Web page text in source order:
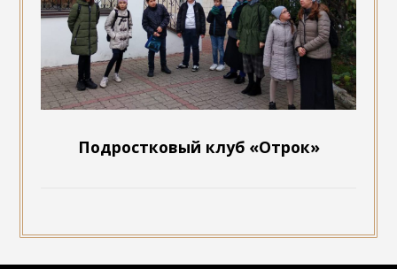
Подростковый клуб «Отрок»